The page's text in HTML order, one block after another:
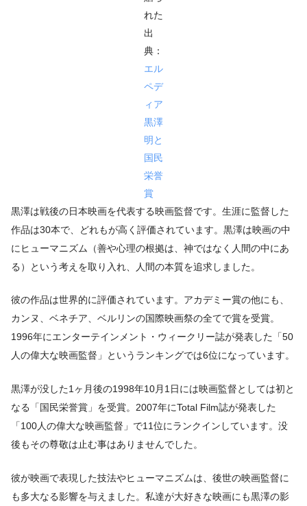
れた
出
典：
エル
ペデ
ィア
黒澤
明と
国民
栄誉
賞
黒澤は戦後の日本映画を代表する映画監督です。生涯に監督した
作品は30本で、どれもが高く評価されています。黒澤は映画の中
にヒューマニズム（善や心理の根拠は、神ではなく人間の中にあ
る）という考えを取り入れ、人間の本質を追求しました。
彼の作品は世界的に評価されています。アカデミー賞の他にも、
カンヌ、ベネチア、ベルリンの国際映画祭の全てで賞を受賞。
1996年にエンターテインメント・ウィークリー誌が発表した「50
人の偉大な映画監督」というランキングでは6位になっています。
黒澤が没した1ヶ月後の1998年10月1日には映画監督としては初と
なる「国民栄誉賞」を受賞。2007年にTotal Film誌が発表した
「100人の偉大な映画監督」で11位にランクインしています。没
後もその尊敬は止む事はありませんでした。
彼が映画で表現した技法やヒューマニズムは、後世の映画監督に
も多大なる影響を与えました。私達が大好きな映画にも黒澤の影